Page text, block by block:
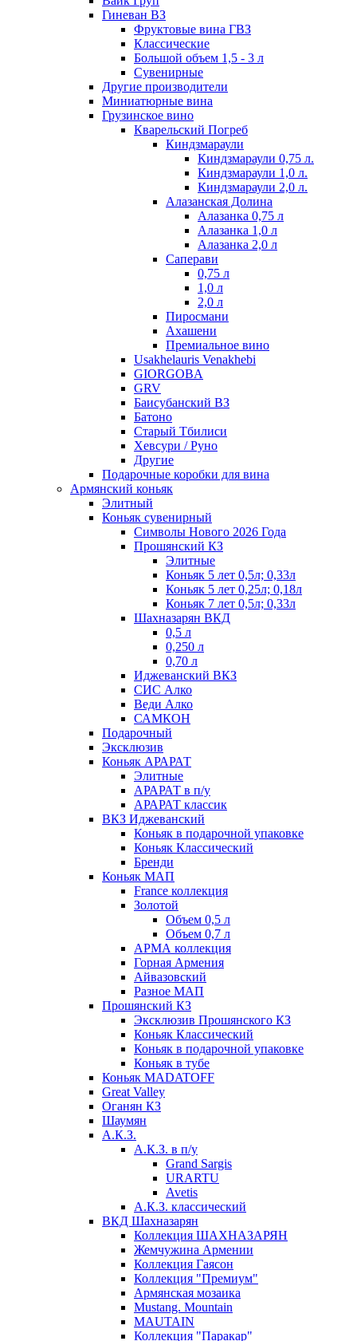
Гиневан ВЗ
Фруктовые вина ГВЗ
Классические
Большой объем 1,5 - 3 л
Сувенирные
Другие производители
Миниатюрные вина
Грузинское вино
Кварельский Погреб
Киндзмараули
Киндзмараули 0,75 л.
Киндзмараули 1,0 л.
Киндзмараули 2,0 л.
Алазанская Долина
Алазанка 0,75 л
Алазанка 1,0 л
Алазанка 2,0 л
Саперави
0,75 л
1,0 л
2,0 л
Пиросмани
Ахашени
Премиальное вино
Usakhelauris Venakhebi
GIORGOBA
GRV
Баисубанский ВЗ
Батоно
Старый Тбилиси
Хевсури / Руно
Другие
Подарочные коробки для вина
Армянский коньяк
Элитный
Коньяк сувенирный
Символы Нового 2026 Года
Прошянский КЗ
Элитные
Коньяк 5 лет 0,5л; 0,33л
Коньяк 5 лет 0,25л; 0,18л
Коньяк 7 лет 0,5л; 0,33л
Шахназарян ВКД
0,5 л
0,250 л
0,70 л
Иджеванский ВКЗ
СИС Алко
Веди Алко
САМКОН
Подарочный
Эксклюзив
Коньяк АРАРАТ
Элитные
АРАРАТ в п/у
АРАРАТ классик
ВКЗ Иджеванский
Коньяк в подарочной упаковке
Коньяк Классический
Бренди
Коньяк МАП
France коллекция
Золотой
Объем 0,5 л
Объем 0,7 л
АРМА коллекция
Горная Армения
Айвазовский
Разное МАП
Прошянский КЗ
Эксклюзив Прошянского КЗ
Коньяк Классический
Коньяк в подарочной упаковке
Коньяк в тубе
Коньяк MADATOFF
Great Valley
Оганян КЗ
Шаумян
А.К.З.
А.К.З. в п/у
Grand Sargis
URARTU
Avetis
А.К.З. классический
ВКД Шахназарян
Коллекция ШАХНАЗАРЯН
Жемчужина Армении
Коллекция Гаясон
Коллекция "Премиум"
Армянская мозаика
Mustang. Mountain
MAUTAIN
Коллекция "Паракар"